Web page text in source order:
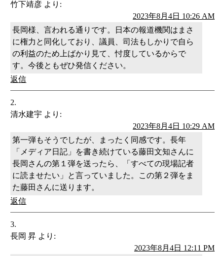
竹下靖彦 より:
2023年8月4日 10:26 AM
長岡様、言われる通りです。日本の報道機関はまさ
に権力と同化しており、議員、司法もしかりで自ら
の利益のため上ばかり見て、忖度しているからで
す。今後ともぜひ発信ください。
返信
清水建宇 より:
2023年8月4日 10:29 AM
第一弾もそうでしたが、まったく同感です。長年
「メディア日記」を書き続けている藤田文知さんに
長岡さんの第１弾を送ったら、「すべての現場記者
に読ませたい」と言っていました。この第２弾をま
た藤田さんに送ります。
返信
長岡 昇 より:
2023年8月4日 12:11 PM